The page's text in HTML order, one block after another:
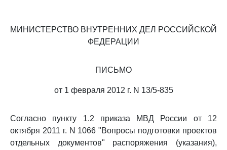
МИНИСТЕРСТВО ВНУТРЕННИХ ДЕЛ РОССИЙСКОЙ
ФЕДЕРАЦИИ
ПИСЬМО
от 1 февраля 2012 г. N 13/5-835
Согласно пункту 1.2 приказа МВД России от 12
октября 2011 г. N 1066 "Вопросы подготовки проектов
отдельных документов" распоряжения (указания),